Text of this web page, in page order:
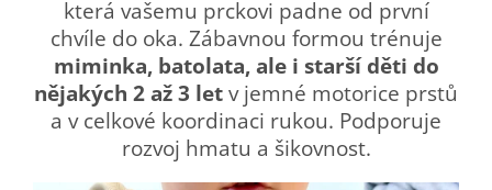
která vašemu prckovi padne od první
chvíle do oka. Zábavnou formou trénuje
miminka, batolata, ale i starší děti do
nějakých 2 až 3 let v jemné motorice prstů
a v celkové koordinaci rukou. Podporuje
rozvoj hmatu a šikovnost.